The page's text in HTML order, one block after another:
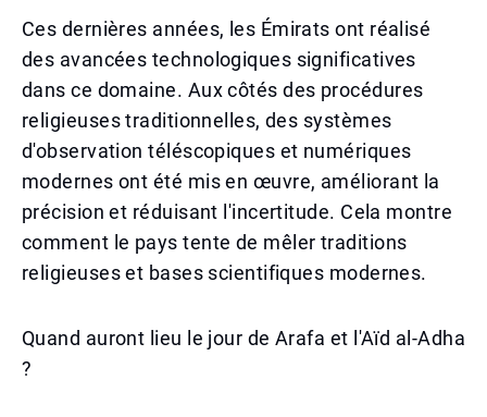
Ces dernières années, les Émirats ont réalisé
des avancées technologiques significatives
dans ce domaine. Aux côtés des procédures
religieuses traditionnelles, des systèmes
d'observation téléscopiques et numériques
modernes ont été mis en œuvre, améliorant la
précision et réduisant l'incertitude. Cela montre
comment le pays tente de mêler traditions
religieuses et bases scientifiques modernes.
Quand auront lieu le jour de Arafa et l'Aïd al-Adha
?